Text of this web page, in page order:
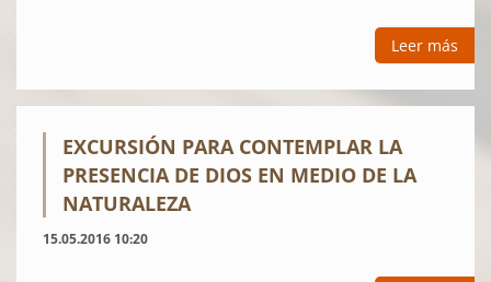
Leer más
EXCURSIÓN PARA CONTEMPLAR LA
PRESENCIA DE DIOS EN MEDIO DE LA
NATURALEZA
15.05.2016 10:20